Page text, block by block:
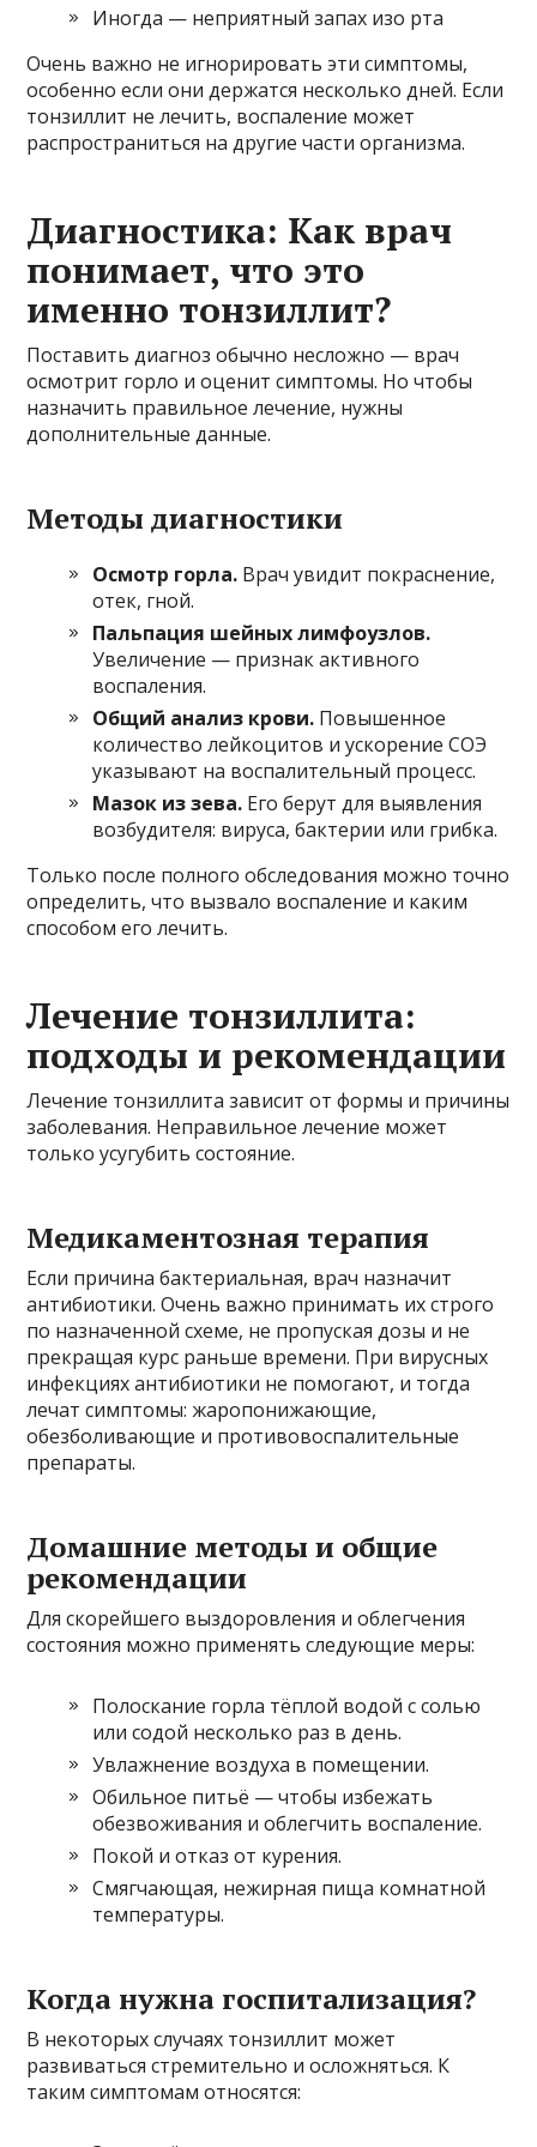
Иногда — неприятный запах изо рта
Очень важно не игнорировать эти симптомы,
особенно если они держатся несколько дней. Если
тонзиллит не лечить, воспаление может
распространиться на другие части организма.
Диагностика: Как врач
понимает, что это
именно тонзиллит?
Поставить диагноз обычно несложно — врач
осмотрит горло и оценит симптомы. Но чтобы
назначить правильное лечение, нужны
дополнительные данные.
Методы диагностики
Осмотр горла. Врач увидит покраснение,
отек, гной.
Пальпация шейных лимфоузлов.
Увеличение — признак активного
воспаления.
Общий анализ крови. Повышенное
количество лейкоцитов и ускорение СОЭ
указывают на воспалительный процесс.
Мазок из зева. Его берут для выявления
возбудителя: вируса, бактерии или грибка.
Только после полного обследования можно точно
определить, что вызвало воспаление и каким
способом его лечить.
Лечение тонзиллита:
подходы и рекомендации
Лечение тонзиллита зависит от формы и причины
заболевания. Неправильное лечение может
только усугубить состояние.
Медикаментозная терапия
Если причина бактериальная, врач назначит
антибиотики. Очень важно принимать их строго
по назначенной схеме, не пропуская дозы и не
прекращая курс раньше времени. При вирусных
инфекциях антибиотики не помогают, и тогда
лечат симптомы: жаропонижающие,
обезболивающие и противовоспалительные
препараты.
Домашние методы и общие
рекомендации
Для скорейшего выздоровления и облегчения
состояния можно применять следующие меры:
Полоскание горла тёплой водой с солью
или содой несколько раз в день.
Увлажнение воздуха в помещении.
Обильное питьё — чтобы избежать
обезвоживания и облегчить воспаление.
Покой и отказ от курения.
Смягчающая, нежирная пища комнатной
температуры.
Когда нужна госпитализация?
В некоторых случаях тонзиллит может
развиваться стремительно и осложняться. К
таким симптомам относятся: